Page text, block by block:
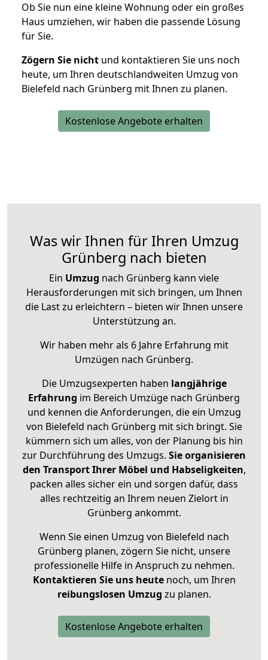
Ob Sie nun eine kleine Wohnung oder ein großes
Haus umziehen, wir haben die passende Lösung
für Sie.
Zögern Sie nicht und kontaktieren Sie uns noch
heute, um Ihren deutschlandweiten Umzug von
Bielefeld nach Grünberg mit Ihnen zu planen.
Kostenlose Angebote erhalten
Was wir Ihnen für Ihren Umzug
Grünberg nach bieten
Ein Umzug nach Grünberg kann viele
Herausforderungen mit sich bringen, um Ihnen
die Last zu erleichtern – bieten wir Ihnen unsere
Unterstützung an.
Wir haben mehr als 6 Jahre Erfahrung mit
Umzügen nach Grünberg.
Die Umzugsexperten haben langjährige
Erfahrung im Bereich Umzüge nach Grünberg
und kennen die Anforderungen, die ein Umzug
von Bielefeld nach Grünberg mit sich bringt. Sie
kümmern sich um alles, von der Planung bis hin
zur Durchführung des Umzugs. Sie organisieren
den Transport Ihrer Möbel und Habseligkeiten,
packen alles sicher ein und sorgen dafür, dass
alles rechtzeitig an Ihrem neuen Zielort in
Grünberg ankommt.
Wenn Sie einen Umzug von Bielefeld nach
Grünberg planen, zögern Sie nicht, unsere
professionelle Hilfe in Anspruch zu nehmen.
Kontaktieren Sie uns heutenoch, um Ihren
reibungslosen Umzug zu planen.
Kostenlose Angebote erhalten